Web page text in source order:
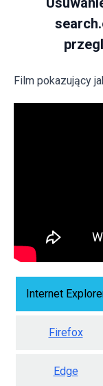
Film pokazujący
Internet
Firefox
Edge